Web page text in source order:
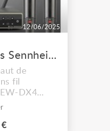
12/06/2025
Set 2 Micros Sennheiser Pro EWDX4 NEUFS
de
fil
EW-DX4
et finesse
€